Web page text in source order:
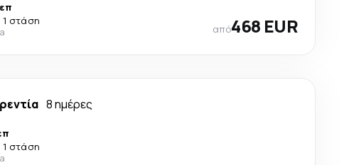
1 στάση
από468 EUR
8 ημέρες
1 στάση